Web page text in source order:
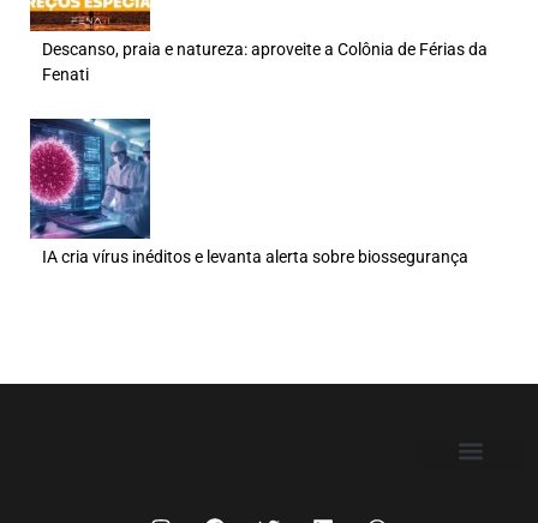
Descanso, praia e natureza: aproveite a Colônia de Férias da
Fenati
IA cria vírus inéditos e levanta alerta sobre biossegurança